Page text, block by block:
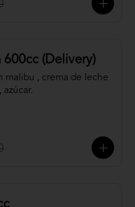
600cc (Delivery)
malibu , crema de leche
azúcar.